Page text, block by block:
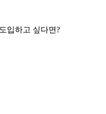
입하고 싶다면?